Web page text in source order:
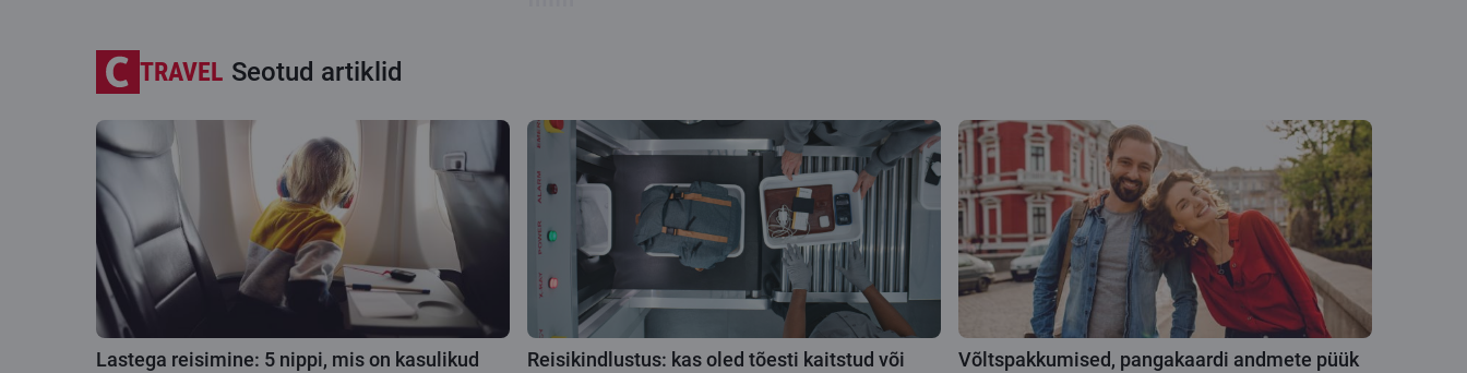
TRAVEL Seotud artiklid
Lastega reisimine: 5 nippi, mis on kasulikud
Reisikindlustus: kas oled tõesti kaitstud või
Võltspakkumised, pangakaardi andmete püük